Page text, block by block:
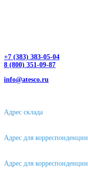
+7 (383) 383-05-04
8 (800) 351-09-87
info@atesco.ru
Адрес склада
Адрес для корреспонденции
Адрес для корреспонденции